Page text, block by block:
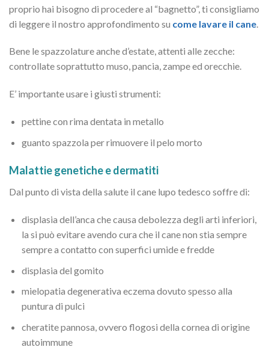
proprio hai bisogno di procedere al “bagnetto”, ti consigliamo
di leggere il nostro approfondimento su come lavare il cane
Bene le spazzolature anche d’estate, attenti alle zecche:
controllate soprattutto muso, pancia, zampe ed orecchie.
E’ importante usare i giusti strumenti:
pettine con rima dentata in metallo
guanto spazzola per rimuovere il pelo morto
Malattie genetiche e dermatiti
Dal punto di vista della salute il cane lupo tedesco soffre di:
displasia dell’anca che causa debolezza degli arti inferiori,
la si può evitare avendo cura che il cane non stia sempre
sempre a contatto con superfici umide e fredde
displasia del gomito
mielopatia degenerativa eczema dovuto spesso alla
puntura di pulci
cheratite pannosa, ovvero flogosi della cornea di origine
autoimmune